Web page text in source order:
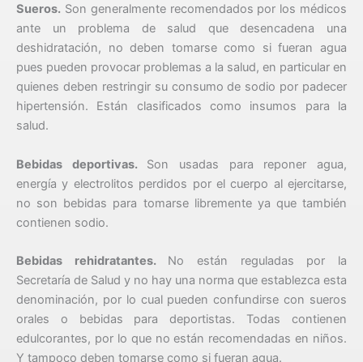
Sueros. Son generalmente recomendados por los médicos
ante un problema de salud que desencadena una
deshidratación, no deben tomarse como si fueran agua
pues pueden provocar problemas a la salud, en particular en
quienes deben restringir su consumo de sodio por padecer
hipertensión. Están clasificados como insumos para la
salud.
Bebidas deportivas. Son usadas para reponer agua,
energía y electrolitos perdidos por el cuerpo al ejercitarse,
no son bebidas para tomarse libremente ya que también
contienen sodio.
Bebidas rehidratantes. No están reguladas por la
Secretaría de Salud y no hay una norma que establezca esta
denominación, por lo cual pueden confundirse con sueros
orales o bebidas para deportistas. Todas contienen
edulcorantes, por lo que no están recomendadas en niños.
Y tampoco deben tomarse como si fueran agua.